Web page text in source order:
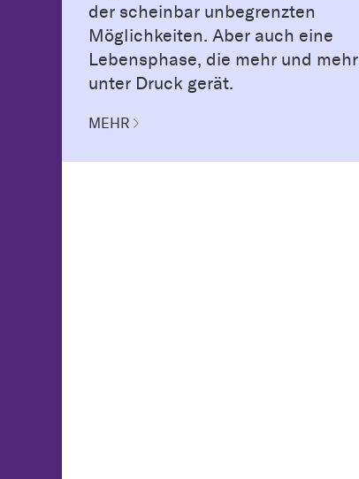
der scheinbar unbegrenzten
Möglichkeiten. Aber auch eine
Lebensphase, die mehr und mehr
unter Druck gerät.
MEHR